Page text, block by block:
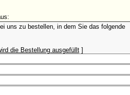
uns zu bestellen, in dem Sie das folgende
die Bestellung ausgefüllt]